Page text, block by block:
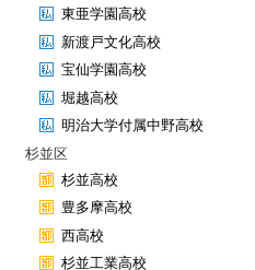
東亜学園高校
新渡戸文化高校
宝仙学園高校
堀越高校
明治大学付属中野高校
杉並区
杉並高校
豊多摩高校
西高校
杉並工業高校